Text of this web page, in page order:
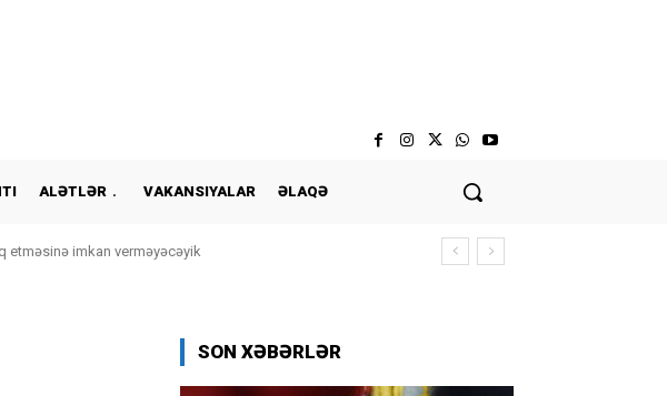
ALƏTLƏR VAKANSIYALAR ƏLAQƏ
etməsinə imkan verməyəcəyik
SON XƏBƏRLƏR